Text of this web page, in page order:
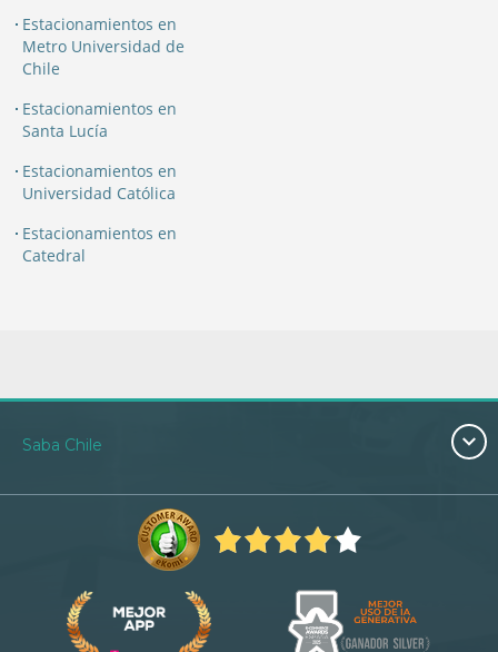
Estacionamientos en
Metro Universidad de
Chile
Estacionamientos en
Santa Lucía
Estacionamientos en
Universidad Católica
Estacionamientos en
Catedral
Saba Chile